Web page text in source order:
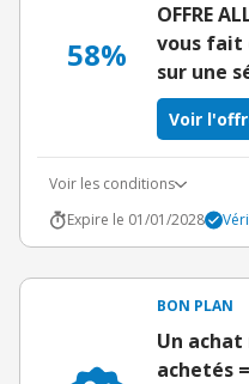
58%
OFFRE
vous fait
sur une
Voir
Voir les conditions
Expire le 01/01/2028
BON PLAN
Un
achetés